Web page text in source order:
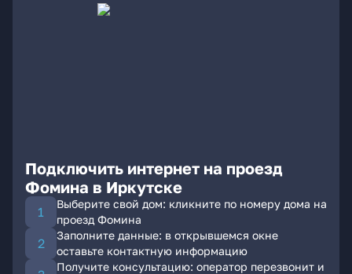
Подключить интернет на проезд
Фомина в Иркутске
Выберите свой дом: кликните по номеру дома на
проезд Фомина
Заполните данные: в открывшемся окне
оставьте контактную информацию
Получите консультацию: оператор перезвонит и